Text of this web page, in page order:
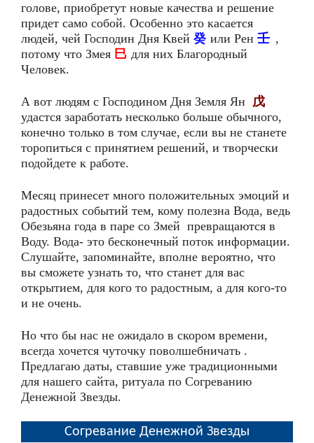
голове, приобретут новые качества и решение
придет само собой. Особенно это касается
людей, чей Господин Дня Квей 癸 или Рен壬 ,
потому что Змея 巳 для них Благородный
Человек.
А вот людям с Господином Дня Земля Ян 戊
удастся заработать несколько больше обычного,
конечно только в том случае, если вы не станете
торопиться с принятием решений, и творчески
подойдете к работе.
Месяц принесет много положительных эмоций и
радостных событий тем, кому полезна Вода, ведь
Обезьяна года в паре со Змей превращаются в
Воду. Вода- это бесконечный поток информации.
Слушайте, запоминайте, вполне вероятно, что
вы сможете узнать то, что станет для вас
открытием, для кого то радостным, а для кого-то
и не очень.
Но что бы нас не ожидало в скором времени,
всегда хочется чуточку поволшебничать .
Предлагаю даты, ставшие уже традиционными
для нашего сайта, ритуала по Согреванию
Денежной Звезды.
Согревание Денежной Звезды